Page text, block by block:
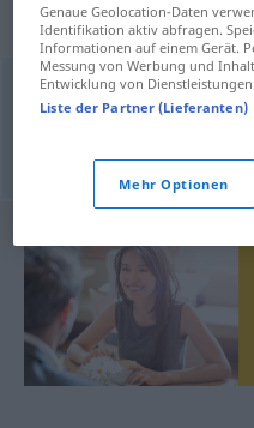
Synonyme
optional,fakultativ,freiwillig
© OpenThesaurus.de
Genaue Geolocation-Daten
Identifikation aktiv abfragen.
Informationen auf einem Gerät.
Messung von Werbung und
Entwicklung von Dienstleistungen.
Liste der Partner (Lieferanten)
Mehr Optionen